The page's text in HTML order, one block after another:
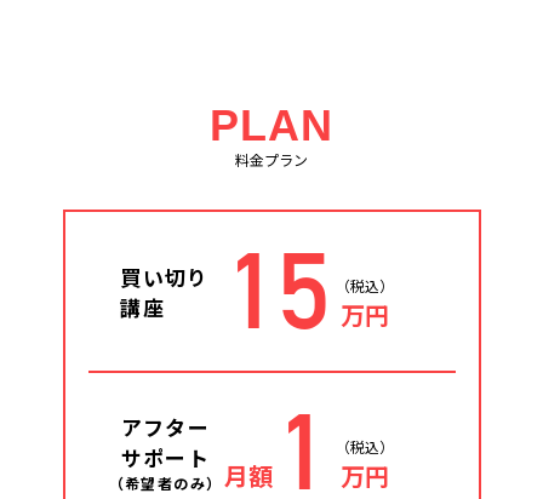
PLAN
料金プラン
買い切り
講座
15 （税込）
万円
アフター
サポート
（希望者のみ） 月額 1 （税込）
万円